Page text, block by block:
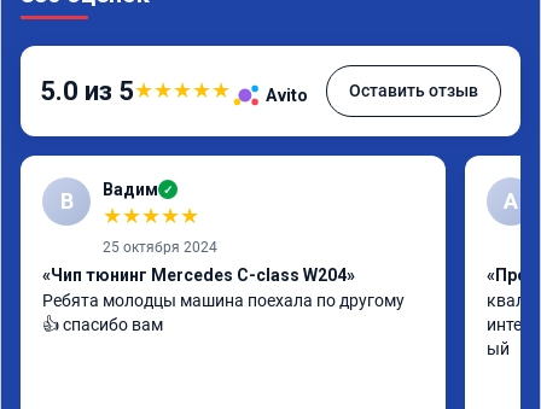
5.0 из 5★★★★★ Avito Оставить отзыв
В Вадим ✓
★★★★★
25 октября 2024
«Чип тюнинг Mercedes C-class W204»
Ребята молодцы машина поехала по другому
👍 спасибо вам
А
ый